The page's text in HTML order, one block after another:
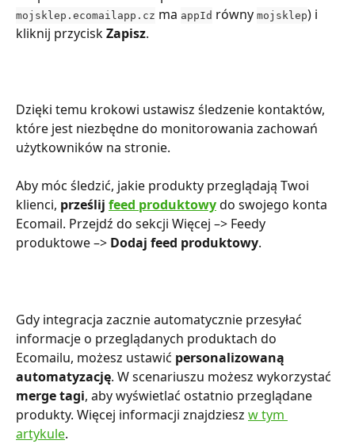
mojsklep.ecomailapp.cz ma appId równy mojsklep) i
kliknij przycisk Zapisz.
Dzięki temu krokowi ustawisz śledzenie kontaktów,
które jest niezbędne do monitorowania zachowań
użytkowników na stronie.
Aby móc śledzić, jakie produkty przeglądają Twoi
klienci, prześlij feed produktowy do swojego konta
Ecomail. Przejdź do sekcji Więcej –> Feedy
produktowe –> Dodaj feed produktowy.
Gdy integracja zacznie automatycznie przesyłać
informacje o przeglądanych produktach do
Ecomailu, możesz ustawić personalizowaną
automatyzację. W scenariuszu możesz wykorzystać
merge tagi, aby wyświetlać ostatnio przeglądane
produkty. Więcej informacji znajdziesz w tym
artykule.